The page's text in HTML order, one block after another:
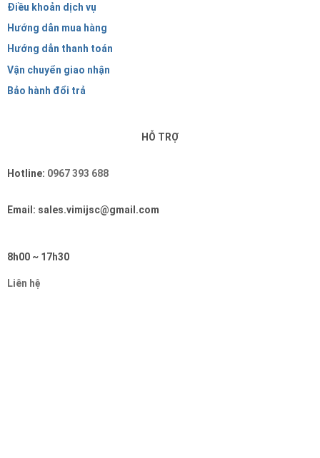
Điều khoản dịch vụ
Hướng dẫn mua hàng
Hướng dẫn thanh toán
Vận chuyển giao nhận
Bảo hành đổi trả
HỖ TRỢ
Hotline: 0967 393 688
Email: sales.vimijsc@gmail.com
8h00 ~ 17h30
Liên hệ